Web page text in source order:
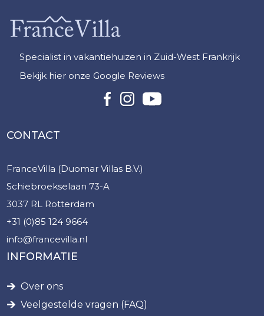
Specialist in vakantiehuizen in Zuid-West Frankrijk
Bekijk hier onze Google Reviews
CONTACT
FranceVilla (Duomar Villas B.V.)
Schiebroekselaan 73-A
3037 RL Rotterdam
+31 (0)85 124 9664
info@francevilla.nl
INFORMATIE
Over ons
Veelgestelde vragen (FAQ)